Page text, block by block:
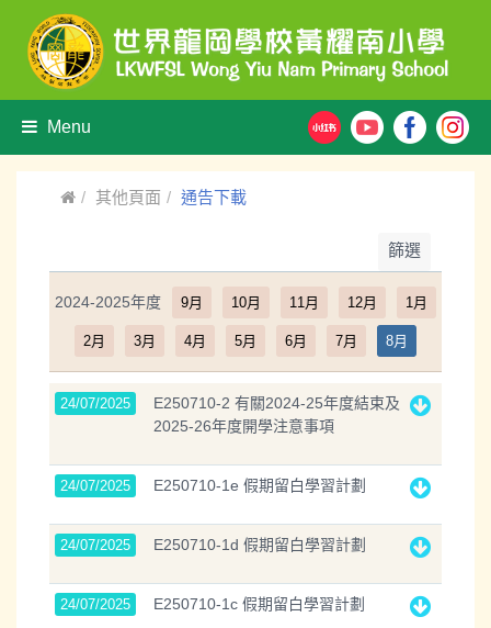
Menu
其他頁面 通告下載
篩選
2024-2025年度 9月 10月 11月 12月 1月
2月 3月 4月 5月 6月 7月 8月
24/07/2025
E250710-2 有關2024-25年度結束及
2025-26年度開學注意事項
24/07/2025 E250710-1e 假期留白學習計劃
24/07/2025 E250710-1d 假期留白學習計劃
24/07/2025 E250710-1c 假期留白學習計劃